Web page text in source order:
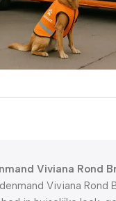
Viviana Rond
Viviana Rond